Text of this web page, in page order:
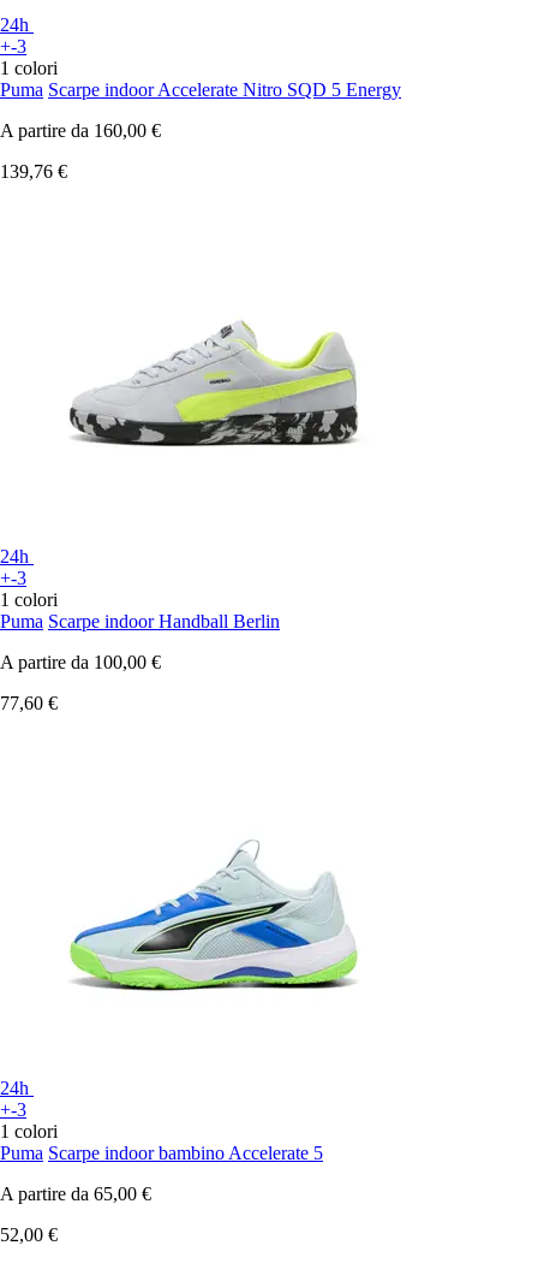
24h
+-3
1 colori
Puma Scarpe indoor Accelerate Nitro SQD 5 Energy
A partire da 160,00 €
139,76 €
24h
+-3
1 colori
Puma Scarpe indoor Handball Berlin
A partire da 100,00 €
77,60 €
24h
+-3
1 colori
Puma Scarpe indoor bambino Accelerate 5
A partire da 65,00 €
52,00 €